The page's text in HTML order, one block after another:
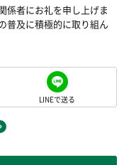
係者にお礼を申し上げま
普及に積極的に取り組ん
LINEで送る